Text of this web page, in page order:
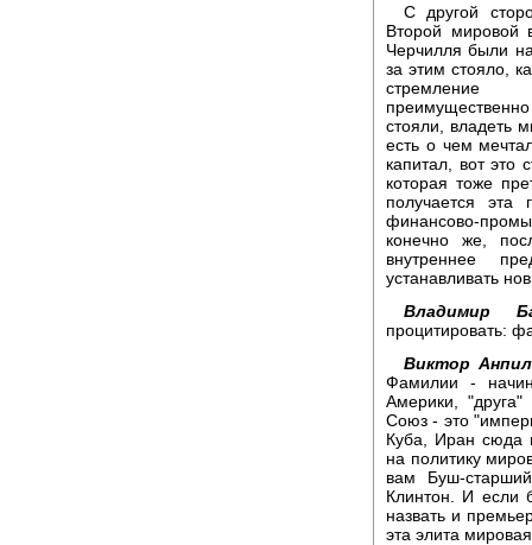
С другой
Второй мировой
Черчилля были
за этим стояло,
стремление
стояли, владеть
есть о чем
капитал, вот это
которая тоже
получается эта
финансово-
конечно же,
внутреннее
устанавливать
Владимир
процитировать:
Виктор
Фамилии -
Америки,
Союз - это
Куба, Иран сюда
на политику
вам Буш-
Клинтон. И если
назвать и
эта элита